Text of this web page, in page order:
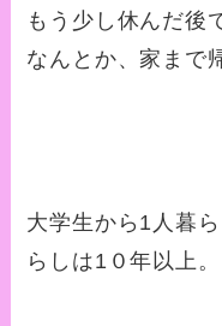
もう少し休んだ後
なんとか、家まで
大学生から1人暮
らしは1０年以上。